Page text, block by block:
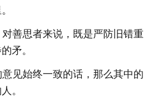
善思者来说，既是严防旧错重
矛。
见始终一致的话，那么其中的
。